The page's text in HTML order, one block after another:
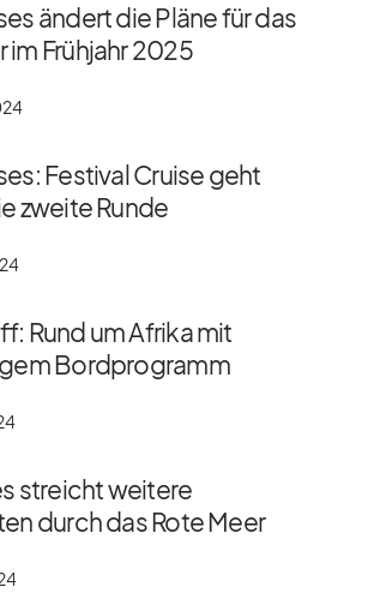
ändert die Pläne für das
im Frühjahr 2025
Festival Cruise geht
zweite Runde
Rund um Afrika mit
Bordprogramm
streicht weitere
durch das Rote Meer